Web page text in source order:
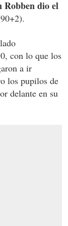
Robben dio el
con lo que los
a ir
los pupilos de
delante en su